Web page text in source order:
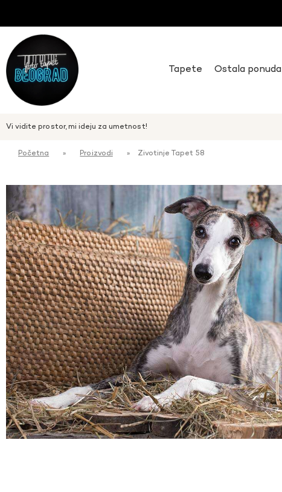
Tapete Ostala ponuda
Vi vidite prostor, mi ideju za umetnost!
Početna » Proizvodi » Zivotinje Tapet 58